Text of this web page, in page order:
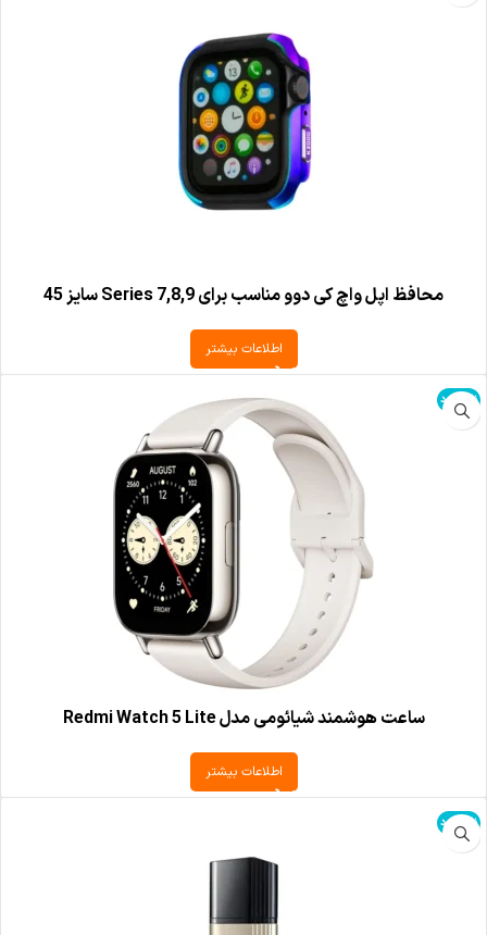
محافظ اپل واچ کی دوو مناسب برای Series 7,8,9 سایز 45
اطلاعات بیشتر
ناموجود
ساعت هوشمند شیائومی مدل Redmi Watch 5 Lite
اطلاعات بیشتر
ناموجود